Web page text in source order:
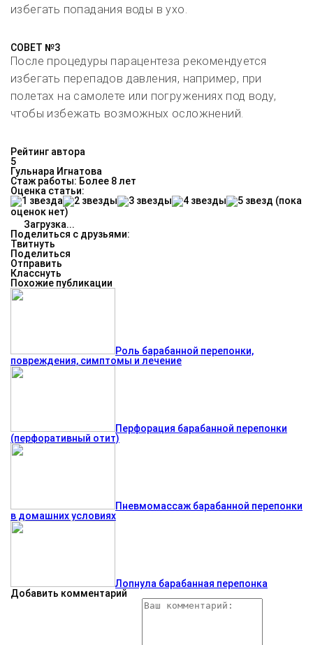
избегать попадания воды в ухо.
СОВЕТ №3
После процедуры парацентеза рекомендуется
избегать перепадов давления, например, при
полетах на самолете или погружениях под воду,
чтобы избежать возможных осложнений.
Рейтинг автора
5
Гульнара Игнатова
Стаж работы: Более 8 лет
Оценка статьи:
(пока
оценок нет)
Загрузка...
Поделиться с друзьями:
Твитнуть
Поделиться
Отправить
Класснуть
Похожие публикации
Роль барабанной перепонки,
повреждения, симптомы и лечение
Перфорация барабанной перепонки
(перфоративный отит)
Пневмомассаж барабанной перепонки
в домашних условиях
Лопнула барабанная перепонка
Добавить комментарий